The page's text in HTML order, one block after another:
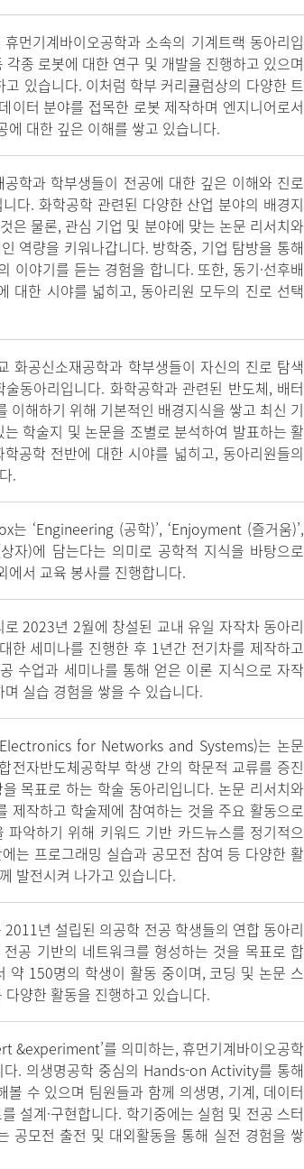
먼기계바이오공학과 소속의 기계트랙 동아리입
종 로봇에 대한 연구 및 개발을 진행하고 있으며
있습니다. 이처럼 학부 커리큘럼상의 다양한 트
이터 분야를 접목한 로봇 제작하며 엔지니어로서
에 대한 깊은 이해를 쌓고 있습니다.
학과 학부생들이 전공에 대한 깊은 이해와 진로
다. 화학공학 관련된 다양한 산업 분야의 배경지
은 물론, 관심 기업 및 분야에 맞는 논문 리서치와
역량을 키워나갑니다. 방학중, 기업 탐방을 통해
이야기를 듣는 경험을 합니다. 또한, 동기·선후배
대한 시야를 넓히고, 동아리원 모두의 진로 선택
화공신소재공학과 학부생들이 자신의 진로 탐색
동아리입니다. 화학공학과 관련된 반도체, 배터
이해하기 위해 기본적인 배경지식을 쌓고 최신 기
학술지 및 논문을 조별로 분석하여 발표하는 활
공학 전반에 대한 시야를 넓히고, 동아리원들의
.
는 ‘Engineering (공학)’, ‘Enjoyment (즐거움)’,
자)에 담는다는 의미로 공학적 지식을 바탕으로
에서 교육 봉사를 진행합니다.
2023년 2월에 창설된 교내 유일 자작차 동아리
한 세미나를 진행한 후 1년간 전기차를 제작하고
수업과 세미나를 통해 얻은 이론 지식으로 자작
실습 경험을 쌓을 수 있습니다.
for Networks and Systems)는 논문
전자반도체공학부 학생 간의 학문적 교류를 증진
목표로 하는 학술 동아리입니다. 논문 리서치와
제작하고 학술제에 참여하는 것을 주요 활동으로
파악하기 위해 키워드 기반 카드뉴스를 정기적으
는 프로그래밍 실습과 공모전 참여 등 다양한 활
발전시켜 나가고 있습니다.
년 설립된 의공학 전공 학생들의 연합 동아리
공 기반의 네트워크를 형성하는 것을 목표로 합
약 150명의 학생이 활동 중이며, 코딩 및 논문 스
양한 활동을 진행하고 있습니다.
&experiment’를 의미하는, 휴먼기계바이오공학
. 의생명공학 중심의 Hands-on Activity를 통해
수 있으며 팀원들과 함께 의생명, 기계, 데이터
설계·구현합니다. 학기중에는 실험 및 전공 스터
공모전 출전 및 대외활동을 통해 실전 경험을 쌓